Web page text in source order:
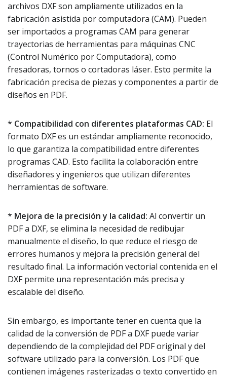
archivos DXF son ampliamente utilizados en la
fabricación asistida por computadora (CAM). Pueden
ser importados a programas CAM para generar
trayectorias de herramientas para máquinas CNC
(Control Numérico por Computadora), como
fresadoras, tornos o cortadoras láser. Esto permite la
fabricación precisa de piezas y componentes a partir de
diseños en PDF.
* Compatibilidad con diferentes plataformas CAD: El
formato DXF es un estándar ampliamente reconocido,
lo que garantiza la compatibilidad entre diferentes
programas CAD. Esto facilita la colaboración entre
diseñadores y ingenieros que utilizan diferentes
herramientas de software.
* Mejora de la precisión y la calidad: Al convertir un
PDF a DXF, se elimina la necesidad de redibujar
manualmente el diseño, lo que reduce el riesgo de
errores humanos y mejora la precisión general del
resultado final. La información vectorial contenida en el
DXF permite una representación más precisa y
escalable del diseño.
Sin embargo, es importante tener en cuenta que la
calidad de la conversión de PDF a DXF puede variar
dependiendo de la complejidad del PDF original y del
software utilizado para la conversión. Los PDF que
contienen imágenes rasterizadas o texto convertido en